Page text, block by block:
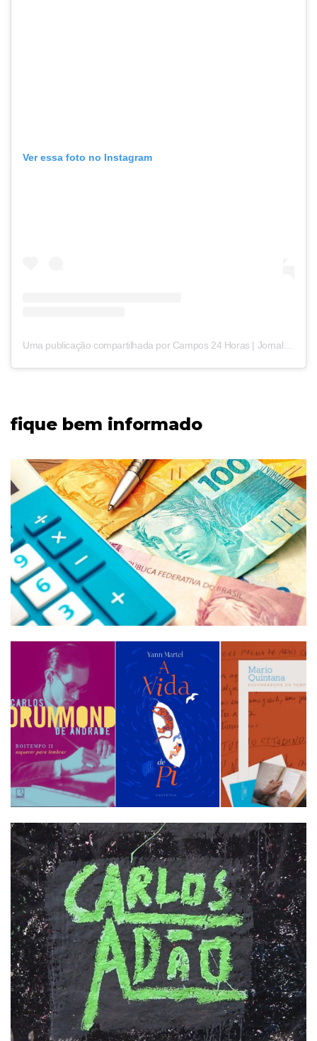
Termos de uso Sitemap
jornal na internet - By
afirma.cc